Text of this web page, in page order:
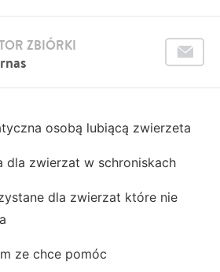
ZBIÓRKI
osobą lubiącą zwierzeta
dla zwierzat w schroniskach
dla zwierzat które nie
ze chce pomóc